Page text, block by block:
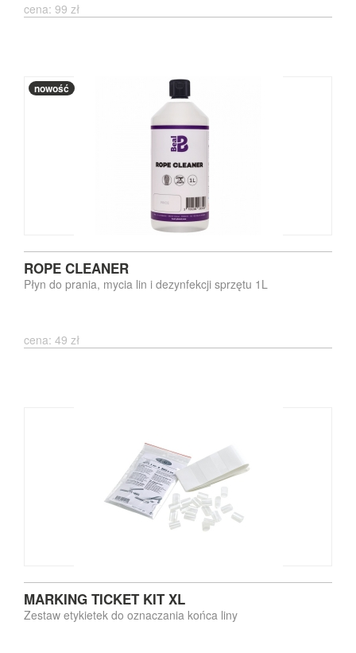
cena: 99 zł
nowość
ROPE CLEANER
Płyn do prania, mycia lin i dezynfekcji sprzętu 1L
cena: 49 zł
MARKING TICKET KIT XL
Zestaw etykietek do oznaczania końca liny